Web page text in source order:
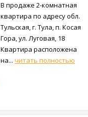
В продаже 2-комнатная
квартира по адресу обл.
Тульская, г. Тула, п. Косая
Гора, ул. Луговая, 18
Квартира расположена
на... читать полностью